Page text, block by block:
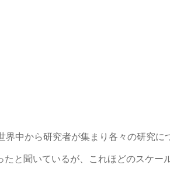
中から研究者が集まり各々の研究に
と聞いているが、これほどのスケー